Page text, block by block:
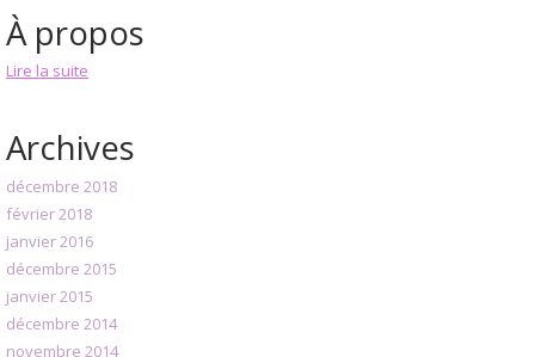
À propos
Lire la suite
Archives
décembre 2018
février 2018
janvier 2016
décembre 2015
janvier 2015
décembre 2014
novembre 2014